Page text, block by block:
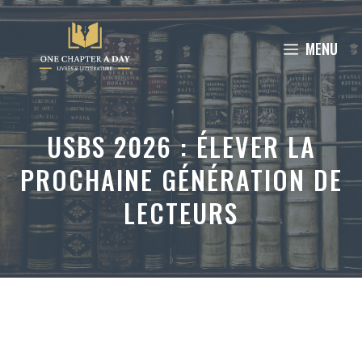
Aller
contenu
MENU
USBS 2026 : ÉLEVER LA
PROCHAINE GÉNÉRATION DE
LECTEURS